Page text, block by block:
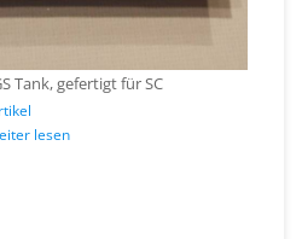
Tank, gefertigt für SC
lesen